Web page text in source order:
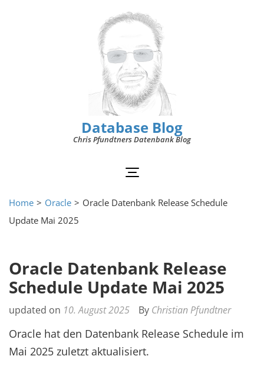
Database Blog
Chris Pfundtners Datenbank Blog
Home > Oracle > Oracle Datenbank Release Schedule
Update Mai 2025
Oracle Datenbank Release
Schedule Update Mai 2025
updated on 10. August 2025 By Christian Pfundtner
Oracle hat den Datenbank Release Schedule im
Mai 2025 zuletzt aktualisiert.